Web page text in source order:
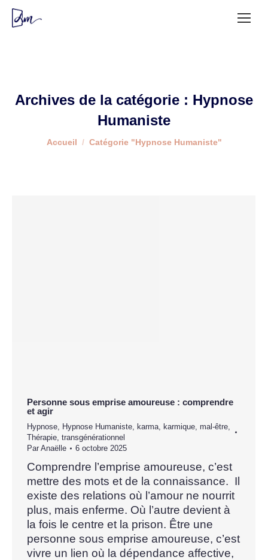
Archives de la catégorie : Hypnose
Humaniste
Vous êtes ici :
Accueil Catégorie "Hypnose Humaniste"
Personne sous emprise amoureuse : comprendre
et agir
Hypnose Hypnose Humaniste karma karmique mal-être
Thérapie transgénérationnel
Par Anaëlle 6 octobre 2025
Comprendre l’emprise amoureuse, c’est
mettre des mots et de la connaissance. Il
existe des relations où l’amour ne nourrit
plus, mais enferme. Où l’autre devient à
la fois le centre et la prison. Être une
personne sous emprise amoureuse, c’est
vivre un lien où la dépendance affective,